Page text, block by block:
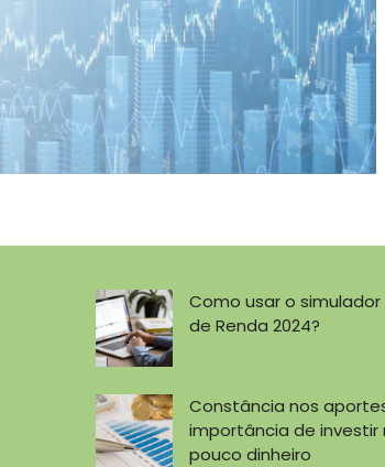
Como usar o
de Renda 2024?
Constância nos
importância de
pouco dinheiro